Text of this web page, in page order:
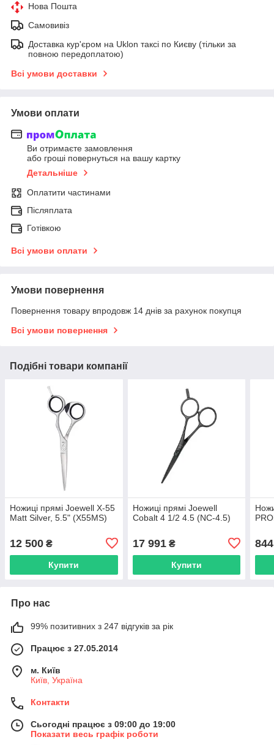
Нова Пошта
Самовивіз
Доставка кур'єром на Uklon таксі по Києву (тільки за
повною передоплатою)
Всі умови доставки
Умови оплати
Ви отримаєте замовлення
або гроші повернуться на вашу картку
Детальніше
Оплатити частинами
Післяплата
Готівкою
Всі умови оплати
Умови повернення
Повернення товару впродовж 14 днів за рахунок покупця
Всі умови повернення
Подібні товари компанії
Ножиці прямі Joewell X-55
Matt Silver, 5.5" (X55MS)
12 500 ₴
Купити
Ножиці прямі Joewell
Cobalt 4 1/2 4.5 (NC-4.5)
17 991₴
Купити
844
Про нас
99% позитивних з 247 відгуків за рік
Працює з 27.05.2014
м. Київ
Київ, Україна
Контакти
Сьогодні працює з 09:00 до 19:00
Показати весь графік роботи